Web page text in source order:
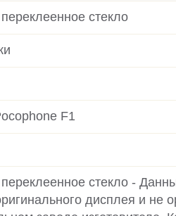
стекло
F1
стекло -
дисплея и не